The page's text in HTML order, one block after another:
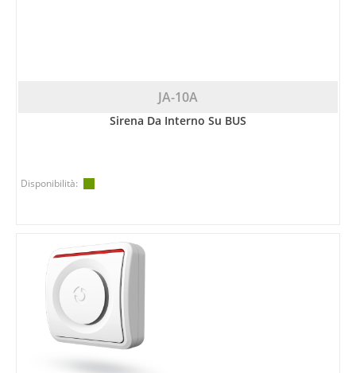
JA-10A
Sirena Da Interno Su BUS
Disponibilità: